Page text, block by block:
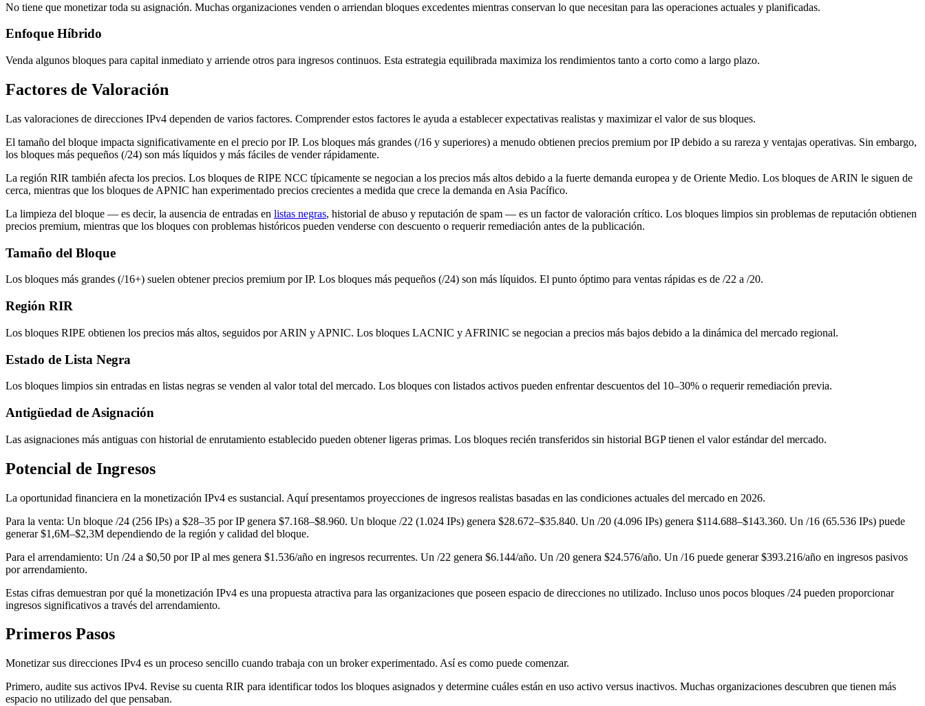
No tiene que monetizar toda su asignación. Muchas organizaciones venden o arriendan bloques excedentes mientras conservan lo que necesitan para las operaciones actuales y planificadas.
Enfoque Híbrido
Venda algunos bloques para capital inmediato y arriende otros para ingresos continuos. Esta estrategia equilibrada maximiza los rendimientos tanto a corto como a largo plazo.
Factores de Valoración
Las valoraciones de direcciones IPv4 dependen de varios factores. Comprender estos factores le ayuda a establecer expectativas realistas y maximizar el valor de sus bloques.
El tamaño del bloque impacta significativamente en el precio por IP. Los bloques más grandes (/16 y superiores) a menudo obtienen precios premium por IP debido a su rareza y ventajas operativas. Sin embargo,
los bloques más pequeños (/24) son más líquidos y más fáciles de vender rápidamente.
La región RIR también afecta los precios. Los bloques de RIPE NCC típicamente se negocian a los precios más altos debido a la fuerte demanda europea y de Oriente Medio. Los bloques de ARIN le siguen de
cerca, mientras que los bloques de APNIC han experimentado precios crecientes a medida que crece la demanda en Asia Pacífico.
La limpieza del bloque — es decir, la ausencia de entradas en listas negras, historial de abuso y reputación de spam — es un factor de valoración crítico. Los bloques limpios sin problemas de reputación obtienen
precios premium, mientras que los bloques con problemas históricos pueden venderse con descuento o requerir remediación antes de la publicación.
Tamaño del Bloque
Los bloques más grandes (/16+) suelen obtener precios premium por IP. Los bloques más pequeños (/24) son más líquidos. El punto óptimo para ventas rápidas es de /22 a /20.
Región RIR
Los bloques RIPE obtienen los precios más altos, seguidos por ARIN y APNIC. Los bloques LACNIC y AFRINIC se negocian a precios más bajos debido a la dinámica del mercado regional.
Estado de Lista Negra
Los bloques limpios sin entradas en listas negras se venden al valor total del mercado. Los bloques con listados activos pueden enfrentar descuentos del 10–30% o requerir remediación previa.
Antigüedad de Asignación
Las asignaciones más antiguas con historial de enrutamiento establecido pueden obtener ligeras primas. Los bloques recién transferidos sin historial BGP tienen el valor estándar del mercado.
Potencial de Ingresos
La oportunidad financiera en la monetización IPv4 es sustancial. Aquí presentamos proyecciones de ingresos realistas basadas en las condiciones actuales del mercado en 2026.
Para la venta: Un bloque /24 (256 IPs) a $28–35 por IP genera $7.168–$8.960. Un bloque /22 (1.024 IPs) genera $28.672–$35.840. Un /20 (4.096 IPs) genera $114.688–$143.360. Un /16 (65.536 IPs) puede
generar $1,6M–$2,3M dependiendo de la región y calidad del bloque.
Para el arrendamiento: Un /24 a $0,50 por IP al mes genera $1.536/año en ingresos recurrentes. Un /22 genera $6.144/año. Un /20 genera $24.576/año. Un /16 puede generar $393.216/año en ingresos pasivos
por arrendamiento.
Estas cifras demuestran por qué la monetización IPv4 es una propuesta atractiva para las organizaciones que poseen espacio de direcciones no utilizado. Incluso unos pocos bloques /24 pueden proporcionar
ingresos significativos a través del arrendamiento.
Primeros Pasos
Monetizar sus direcciones IPv4 es un proceso sencillo cuando trabaja con un broker experimentado. Así es como puede comenzar.
Primero, audite sus activos IPv4. Revise su cuenta RIR para identificar todos los bloques asignados y determine cuáles están en uso activo versus inactivos. Muchas organizaciones descubren que tienen más
espacio no utilizado del que pensaban.